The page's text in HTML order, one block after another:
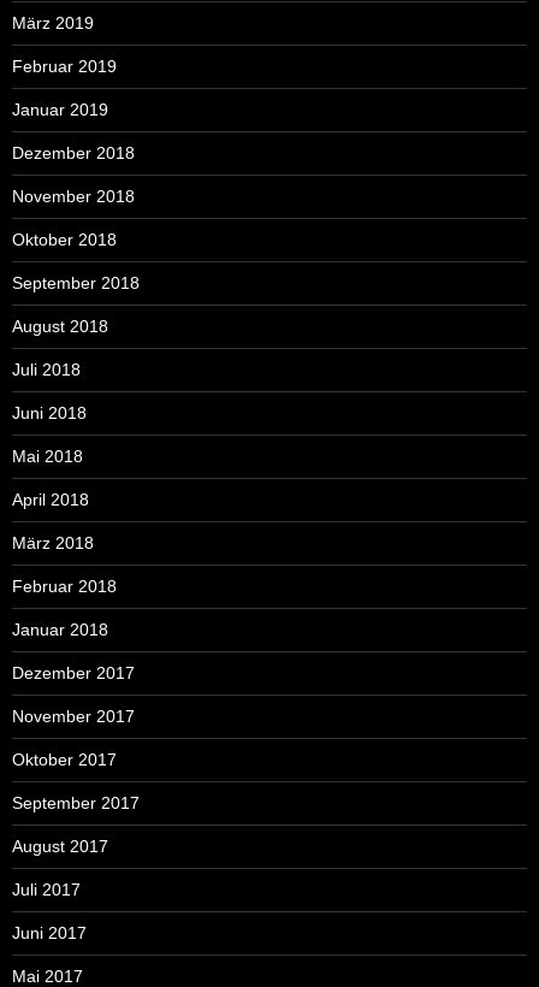
März 2019
Februar 2019
Januar 2019
Dezember 2018
November 2018
Oktober 2018
September 2018
August 2018
Juli 2018
Juni 2018
Mai 2018
April 2018
März 2018
Februar 2018
Januar 2018
Dezember 2017
November 2017
Oktober 2017
September 2017
August 2017
Juli 2017
Juni 2017
Mai 2017